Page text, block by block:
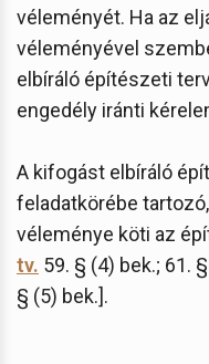
véleményét. Ha az
véleményével
elbíráló építészeti
engedély iránti
A kifogást elbíráló
feladatkörébe
véleménye köti az
tv. 59. § (4) bek.; 61.
§ (5) bek.].